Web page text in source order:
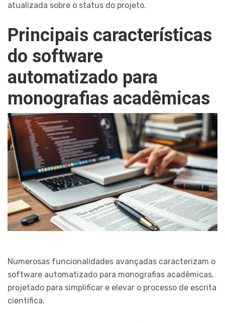
atualizada sobre o status do projeto.
Principais características
do software
automatizado para
monografias acadêmicas
Numerosas funcionalidades avançadas caracterizam o
software automatizado para monografias acadêmicas,
projetado para simplificar e elevar o processo de escrita
científica.